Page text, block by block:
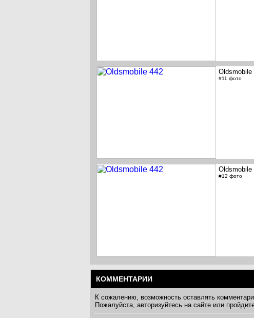
Oldsmobile
#11 фото
Oldsmobile
#12 фото
КОММЕНТАРИИ
К сожалению, возможность оставлять
Пожалуйста, авторизуйтесь на сайте или